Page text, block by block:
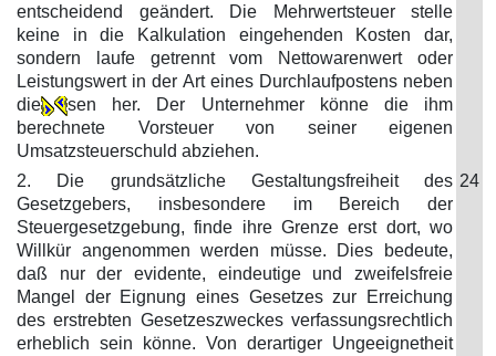
entscheidend geändert. Die Mehrwertsteuer stelle
keine in die Kalkulation eingehenden Kosten dar,
sondern laufe getrennt vom Nettowarenwert oder
Leistungswert in der Art eines Durchlaufpostens neben
die
sen her. Der Unternehmer könne die ihm
berechnete Vorsteuer von seiner eigenen
Umsatzsteuerschuld abziehen.
2. Die grundsätzliche Gestaltungsfreiheit des
Gesetzgebers, insbesondere im Bereich der
Steuergesetzgebung, finde ihre Grenze erst dort, wo
Willkür angenommen werden müsse. Dies bedeute,
daß nur der evidente, eindeutige und zweifelsfreie
Mangel der Eignung eines Gesetzes zur Erreichung
des erstrebten Gesetzeszweckes verfassungsrechtlich
erheblich sein könne. Von derartiger Ungeeignetheit
24